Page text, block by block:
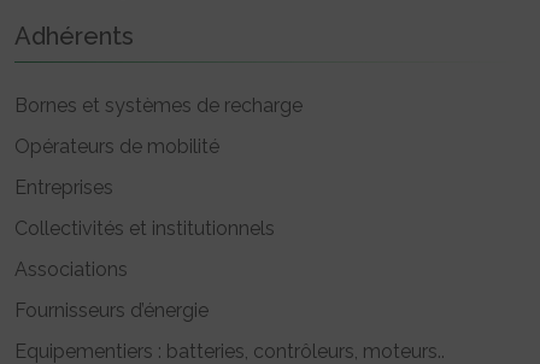
Adhérents
Bornes et systèmes de recharge
Opérateurs de mobilité
Entreprises
Collectivités et institutionnels
Associations
Fournisseurs d’énergie
Equipementiers : batteries, contrôleurs, moteurs..